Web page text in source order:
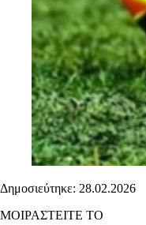
Δημοσιεύτηκε: 28.02.2026
ΜΟΙΡΑΣΤΕΙΤΕ ΤΟ